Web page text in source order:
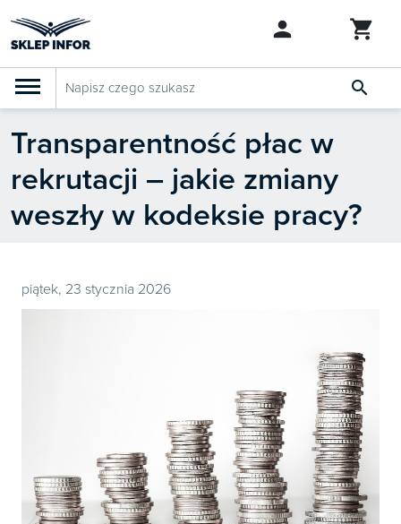
PRODUKTY
SZUKAJ PODOBNYCH PRODUKTÓW 

Klasyfikacja budżetowa 2027
Szkolenia
Abonamenty
Dziennik Gazeta Prawna


Prenumerata 2026 
Transparentność płac w
rekrutacji – jakie zmiany
weszły w kodeksie pracy?
piątek, 23 stycznia 2026